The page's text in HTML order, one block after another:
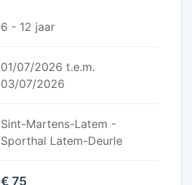
6 - 12 jaar
01/07/2026 t.e.m.
03/07/2026
Sint-Martens-Latem -
Sporthal Latem-Deurle
€ 75